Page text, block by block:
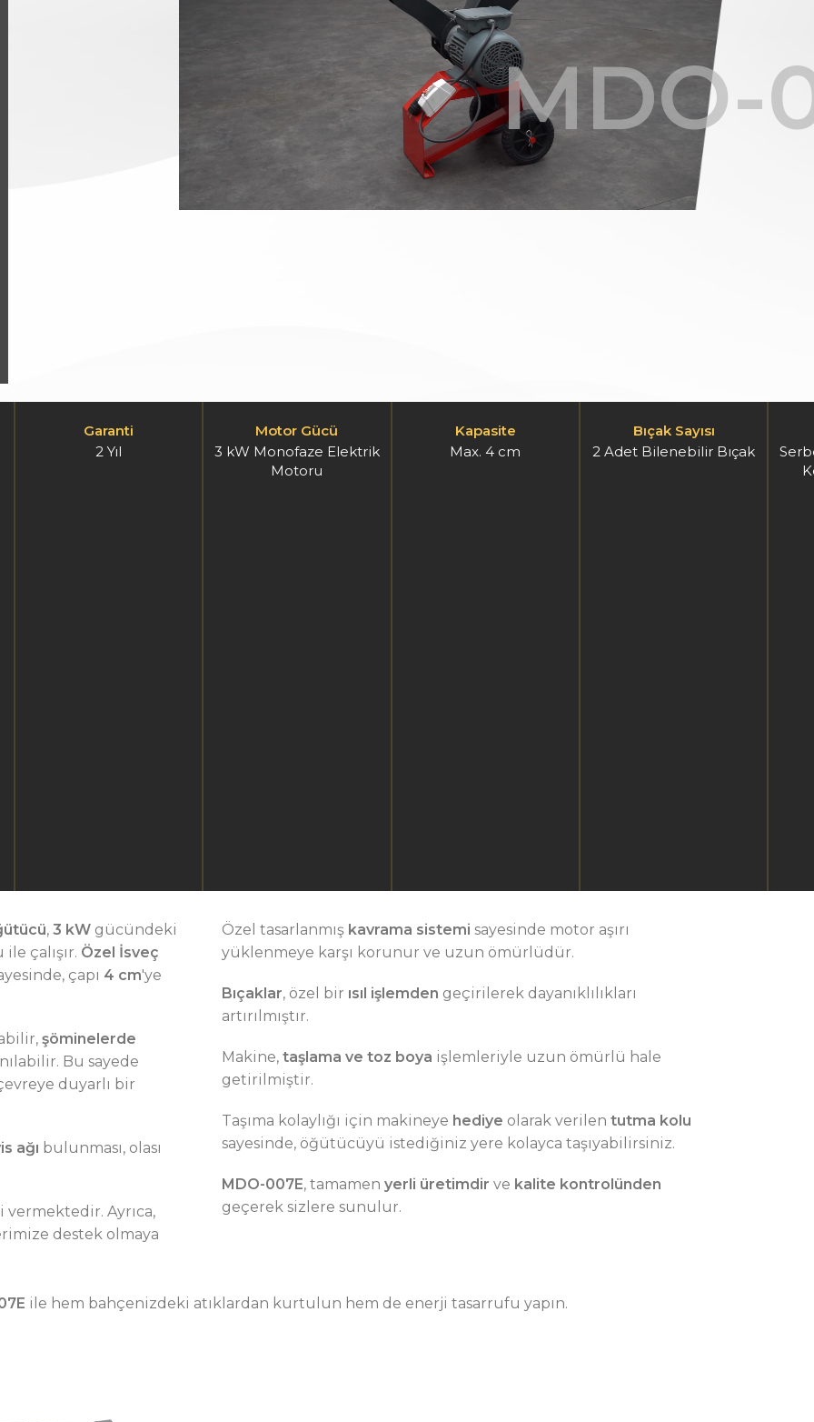
MDO-
Motor Gücü
3 kW Monofaze Elektrik
Kapasite
Max. 4 cm
Bıçak Sayısı
2 Adet Bilenebilir Bıçak
Besleme
Serbest Düşüş ile Kendi
, 3 kW gücündeki
çalışır. Özel İsveç
çapı 4 cm'ye
şöminelerde
Bu sayede
duyarlı bir
ağı bulunması, olası
vermektedir. Ayrıca,
destek olmaya
Özel tasarlanmış kavrama sistemi sayesinde motor aşırı
yüklenmeye karşı korunur ve uzun ömürlüdür.
Bıçaklar, özel bir ısıl işlemden geçirilerek dayanıklılıkları
artırılmıştır.
Makine, taşlama ve toz boya işlemleriyle uzun ömürlü hale
getirilmiştir.
Taşıma kolaylığı için makineye hediye olarak verilen tutma kolu
sayesinde, öğütücüyü istediğiniz yere kolayca taşıyabilirsiniz.
MDO-007E, tamamen yerli üretimdir ve kalite kontrolünden
geçerek sizlere sunulur.
ile hem bahçenizdeki atıklardan kurtulun hem de enerji tasarrufu yapın.